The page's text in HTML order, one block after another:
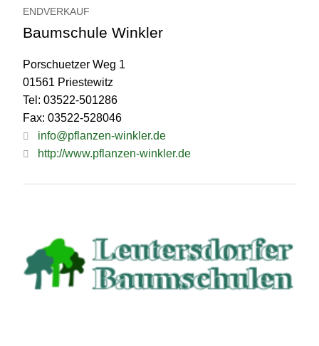
ENDVERKAUF
Baumschule Winkler
Porschuetzer Weg 1
01561 Priestewitz
Tel: 03522-501286
Fax: 03522-528046
info@pflanzen-winkler.de
http://www.pflanzen-winkler.de